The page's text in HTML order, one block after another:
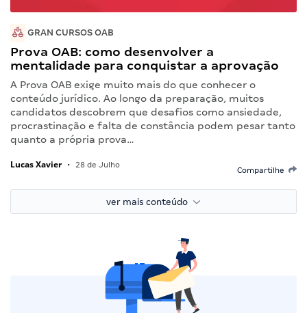
GRAN CURSOS OAB
Prova OAB: como desenvolver a
mentalidade para conquistar a aprovação
A Prova OAB exige muito mais do que conhecer o
conteúdo jurídico. Ao longo da preparação, muitos
candidatos descobrem que desafios como ansiedade,
procrastinação e falta de constância podem pesar tanto
quanto a própria prova…
Lucas Xavier • 28 de Julho
Compartilhe
ver mais conteúdo